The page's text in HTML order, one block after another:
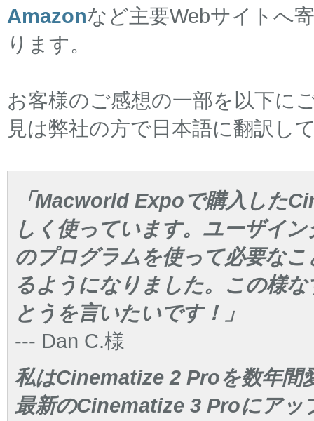
Amazonなど主要Webサイトへ
ります。
お客様のご感想の一部を以下に
見は弊社の方で日本語に翻訳し
「Macworld Expoで購入した
しく使っています。ユーザイ
のプログラムを使って必要な
るようになりました。この様
とうを言いたいです！」
--- Dan C.様
私はCinematize 2 Proを数年
最新のCinematize 3 Proにアッ